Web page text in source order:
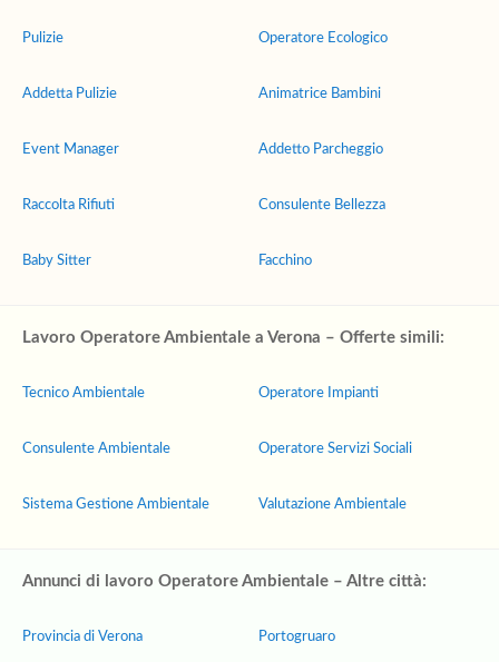
Pulizie
Addetta Pulizie
Event Manager
Raccolta Rifiuti
Baby Sitter
Operatore Ecologico
Animatrice Bambini
Addetto Parcheggio
Consulente Bellezza
Facchino
Lavoro Operatore Ambientale a Verona – Offerte simili:
Tecnico Ambientale
Consulente Ambientale
Sistema Gestione Ambientale
Operatore Impianti
Operatore Servizi Sociali
Valutazione Ambientale
Annunci di lavoro Operatore Ambientale – Altre città:
Provincia di Verona Portogruaro